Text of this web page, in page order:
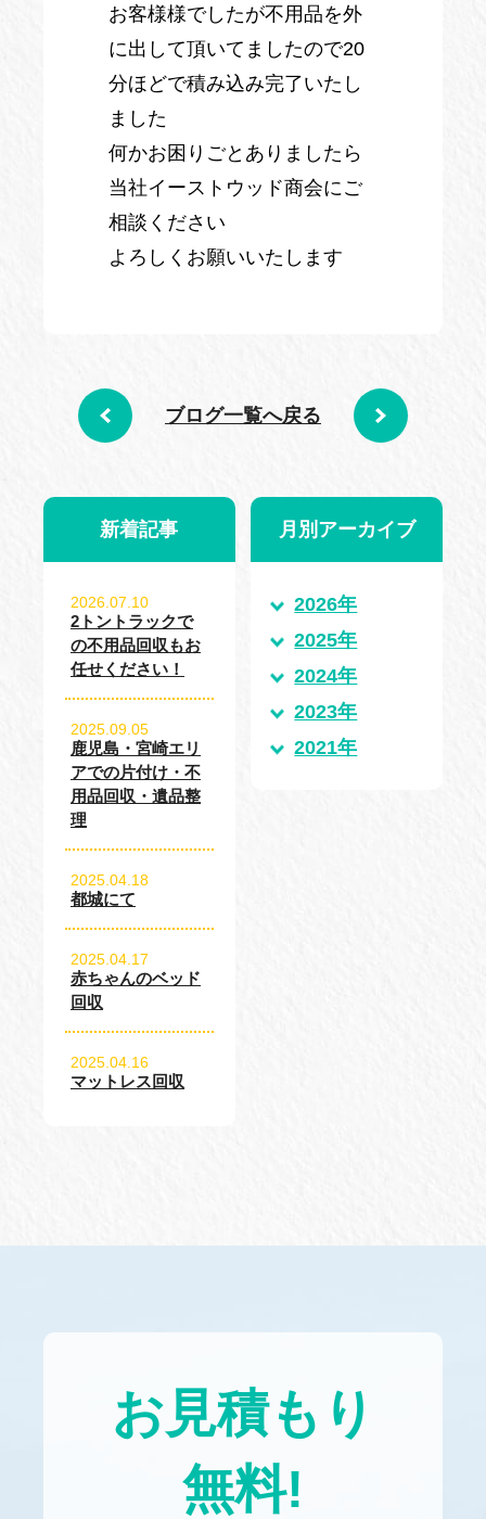
お客様様でしたが不用品を外
に出して頂いてましたので20
分ほどで積み込み完了いたし
ました
何かお困りごとありましたら
当社イーストウッド商会にご
相談ください
よろしくお願いいたします
ブログ一覧へ戻る
新着記事
2026.07.10
2トントラックで
の不用品回収もお
任せください！
2025.09.05
鹿児島・宮崎エリ
アでの片付け・不
用品回収・遺品整
理
2025.04.18
都城にて
2025.04.17
赤ちゃんのベッド
回収
2025.04.16
マットレス回収
月別アーカイブ
2026年
2025年
2024年
2023年
2021年
お見積もり
無料!